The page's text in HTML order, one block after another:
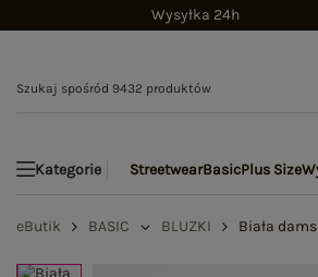
Wysyłka 24h
Kategorie StreetwearBasicPlus Size
eButik BASIC BLUZKI Biała